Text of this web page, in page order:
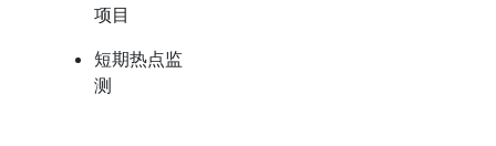
项目
短期热点监
测